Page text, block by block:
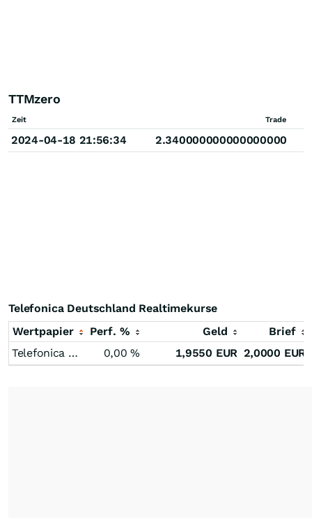
TTMzero
Zeit Trade
2024-04-18 21:56:34 2.340000000000000000
Telefonica Deutschland Realtimekurse
Wertpapier
Perf. % Geld
Brief
Telefonica Deutschland
0,00% 1,9550 EUR 2,0000 EUR